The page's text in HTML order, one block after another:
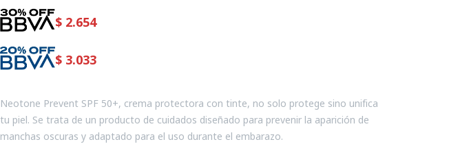
$ 2.654
$ 3.033
Neotone Prevent SPF 50+, crema protectora con tinte, no solo protege sino unifica
tu piel. Se trata de un producto de cuidados diseñado para prevenir la aparición de
manchas oscuras y adaptado para el uso durante el embarazo.